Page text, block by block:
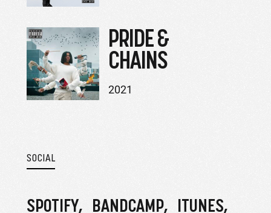
PRIDE &
CHAINS
2021
SOCIAL
SPOTIFY BANDCAMP ITUNES